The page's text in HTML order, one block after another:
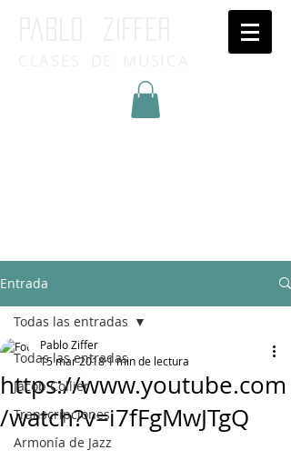
Entrada
Todas las entradas
Jacob Collier
Transcripciones
Armonía de Jazz
Todas las entradas
https://www.youtube.com
/watch?v=i7fFgMwJTgQ
Pablo Ziffer
15 mar 20181 min de lectura